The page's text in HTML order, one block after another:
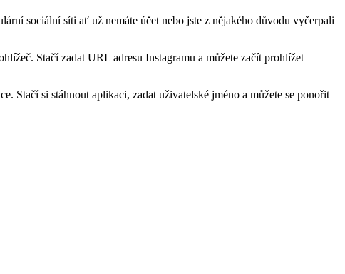
sociální síti ať už nemáte účet nebo jste z nějakého důvodu vyčerpali
Stačí zadat URL adresu Instagramu a můžete začít prohlížet
Stačí si stáhnout aplikaci, zadat uživatelské jméno a můžete se ponořit